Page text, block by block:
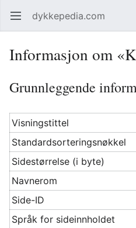
Åpne hovedmenyen dykkepedia.com
Informasjon om
Grunnleggende
Visningstittel
Standardsorteringsnøkkel
Sidestørrelse (i byte)
Navnerom
Side-ID
Språk for sideinnholdet